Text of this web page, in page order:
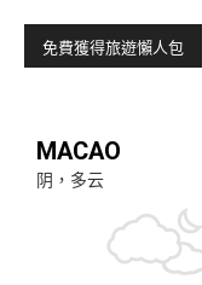
MACAO
阴，多云